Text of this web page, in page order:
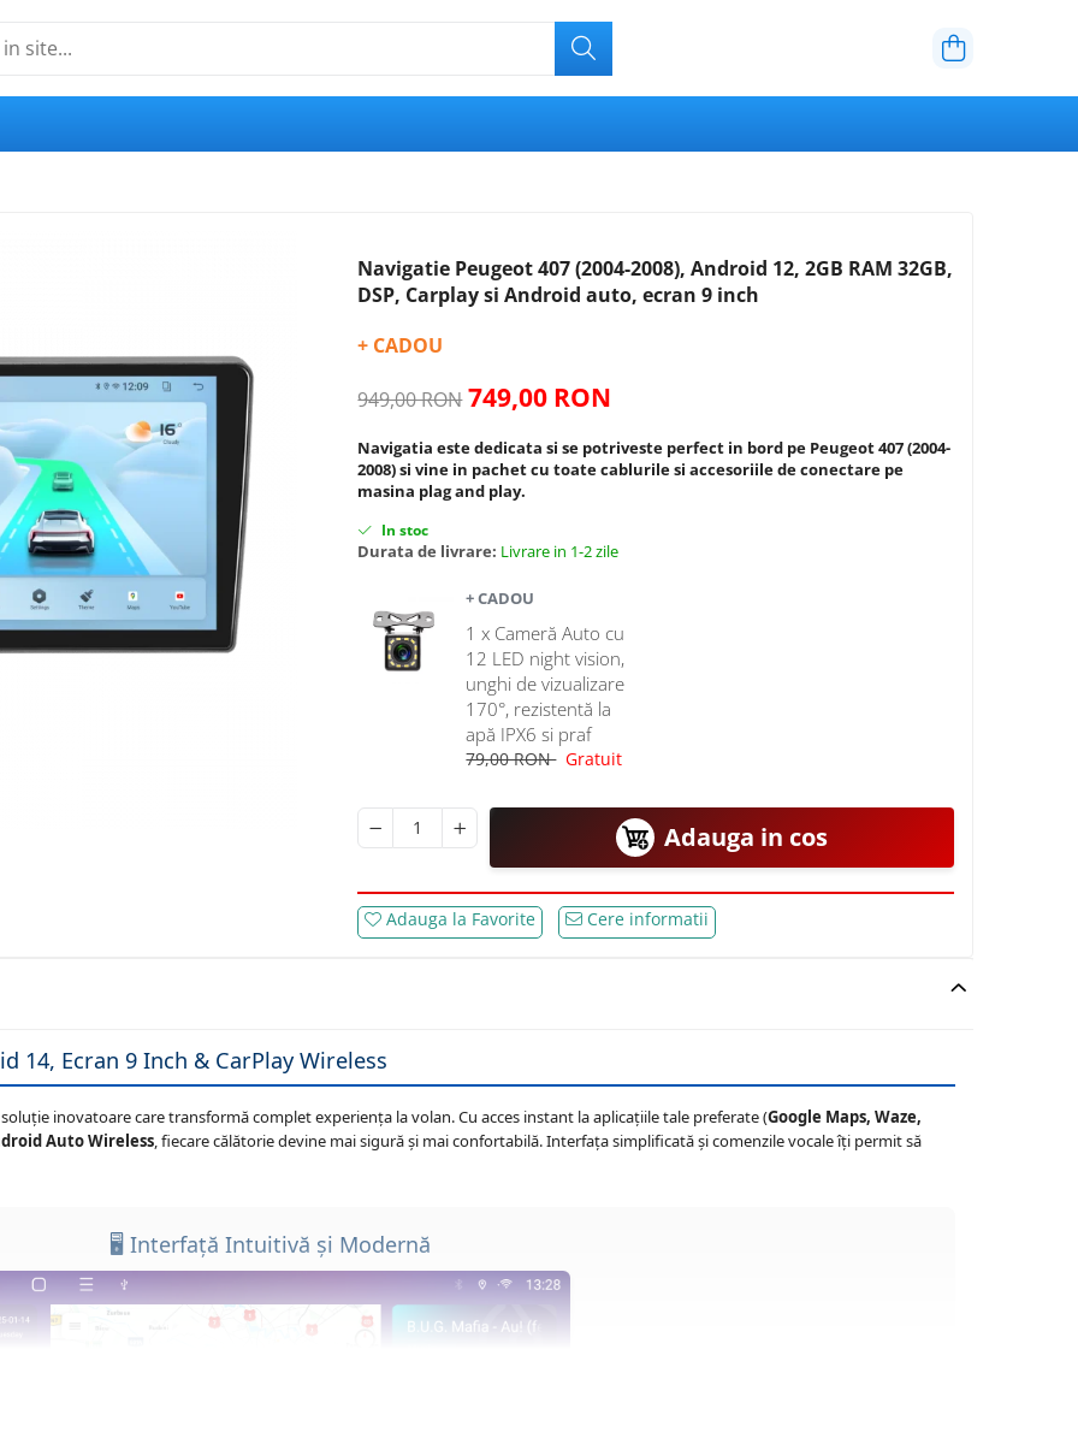
Navigatie Peugeot 407 (2004-2008), Android 12, 2GB RAM 32GB,
DSP, Carplay si Android auto, ecran 9 inch
+ CADOU
949,00 RON 749,00 RON
Navigatia este dedicata si se potriveste perfect in bord pe Peugeot 407 (2004-
2008)si vine in pachet cu toate cablurile si accesoriile de conectare pe
masina plag and play.
In stoc
Durata de livrare: Livrare in 1-2 zile
+ CADOU
1 x Cameră Auto cu
12 LED night vision,
unghi de vizualizare
170°, rezistentă la
apă IPX6 si praf
79,00 RONGratuit
Adauga in cos
Adauga la Favorite Cere informatii
14, Ecran 9 Inch & CarPlay Wireless
soluție inovatoare care transformă complet experiența la volan. Cu acces instant la aplicațiile tale preferate (Google Maps, Waze,
Auto Wireless, fiecare călătorie devine mai sigură și mai confortabilă. Interfața simplificată și comenzile vocale îți permit să
🖥️ Interfață Intuitivă și Modernă